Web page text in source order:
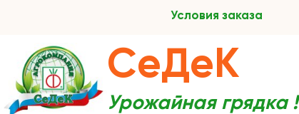
Условия заказа
СеДеК
Урожайная грядка !